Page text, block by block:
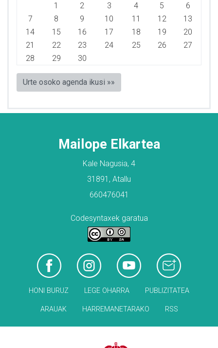
1
2 3 4 5
6
7
8 9 10 11 12
13
14
15 16 17 18 19
20
21
22 23 24 25 26
27
28
29 30
Urte osoko agenda ikusi »»
Mailope Elkartea
Kale Nagusia, 4
31891, Atallu
660476041
Codesyntaxek garatua
HONI BURUZ LEGE OHARRA PUBLIZITATEA
ARAUAK HARREMANETARAKO RSS